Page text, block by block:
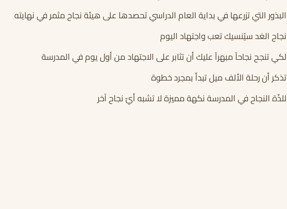
البذور التي تزرعها في بداية العام الدراسي تحصدها على هيئة نجاح مثمر في نهايته
نجاح الغد سيُنسيك تعب واجتهاد اليوم
لكي تنجح نجاحاً مبهراً عليك أن تثابر على الاجتهاد من أول يوم في المدرسة
تذكر أن رحلة الألف ميل تبدأ بمجرد خطوة
للذّة النجاح في المدرسة نكهة مميزة لا تشبه أيّ نجاح آخر